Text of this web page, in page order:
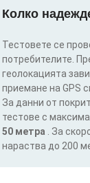
Колко
Тестовете се
потребителите.
геолокацията
приемане на GPS
За данни от
тестове с
50 метра
. За
нараства до 200